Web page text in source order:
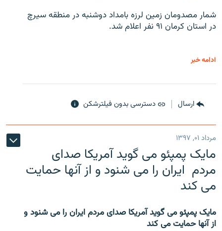
شمار مصدومان زمین لرزه بامداد دوشنبه در منطقه سیرچ
در استان کرمان ۹۱ نفر اعلام شد.
ادامه خبر
ارسال دسترسی بدون فیلترشکن
مرداد ۰۱, ۱۳۹۷
مایک پمپئو می گوید آمریکا صدای
مردم ایران را می شنود و از آنها حمایت
می کند
مایک پمپئو می گوید آمریکا صدای مردم ایران را می شنود و
از آنها حمایت می کند